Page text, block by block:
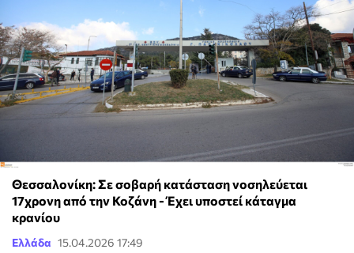
Θεσσαλονίκη: Σε σοβαρή κατάσταση νοσηλεύεται
17χρονη από την Κοζάνη - Έχει υποστεί κάταγμα
κρανίου
Ελλάδα 15.04.2026 17:49